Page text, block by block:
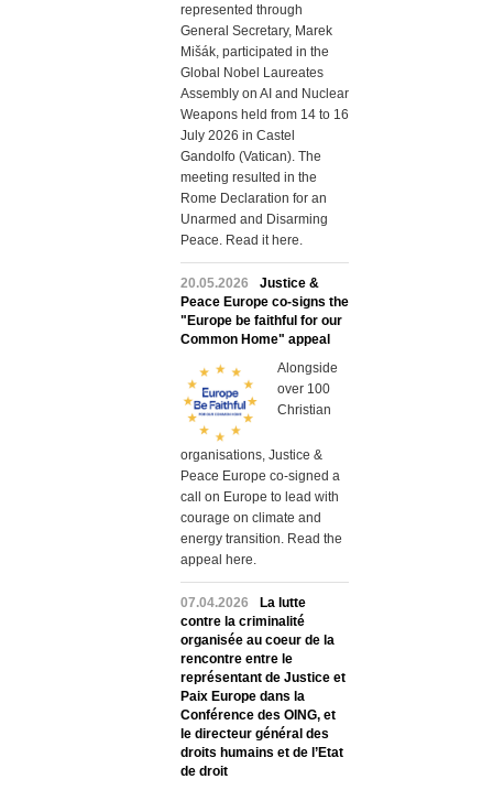
represented through
General Secretary, Marek
Mišák, participated in the
Global Nobel Laureates
Assembly on AI and Nuclear
Weapons held from 14 to 16
July 2026 in Castel
Gandolfo (Vatican). The
meeting resulted in the
Rome Declaration for an
Unarmed and Disarming
Peace. Read it here.
20.05.2026
Justice &
Peace Europe co-signs the
"Europe be faithful for our
Common Home" appeal
Alongside
over 100
Christian
organisations, Justice &
Peace Europe co-signed a
call on Europe to lead with
courage on climate and
energy transition. Read the
appeal here.
07.04.2026
La lutte
contre la criminalité
organisée au coeur de la
rencontre entre le
représentant de Justice et
Paix Europe dans la
Conférence des OING, et
le directeur général des
droits humains et de l’Etat
de droit